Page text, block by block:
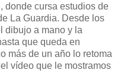
donde cursa estudios de
La Guardia. Desde los
dibujo a mano y la
que queda en
más de un año lo retoma
vídeo que le mostramos